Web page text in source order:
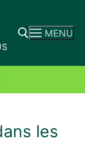
MENU
les